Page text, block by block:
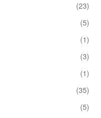
(23)
(5)
(1)
(3)
(1)
(35)
(5)